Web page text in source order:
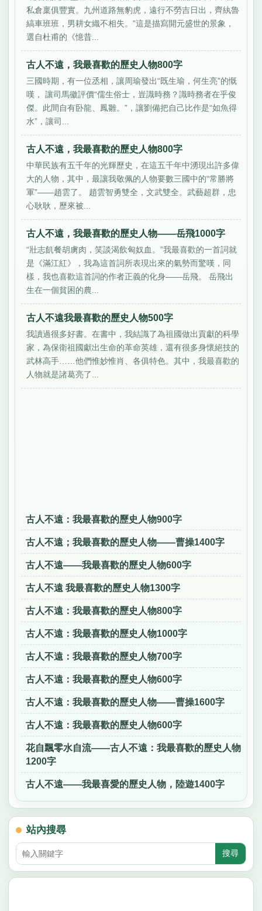
私倉稟俱豐實。九州道路無豹虎，遠行不勞吉日出，齊紈魯
縞車班班，男耕女織不相失。”這是描寫開元盛世的景象，
選自杜甫的《憶昔...
古人不遠，我最喜歡的歷史人物800字
三國時期，有一位丞相，讓周瑜發出“既生瑜，何生亮”的慨
嘆， 讓司馬徽評價“儒生俗士，豈識時務？識時務者在乎俊
傑。此間自有卧龍、鳳雛。”，讓劉備把自己比作是“如魚得
水”，讓司...
古人不遠，我最喜歡的歷史人物800字
中華民族有五千年的光輝歷史，在這五千年中湧現出許多偉
大的人物，其中，最讓我敬佩的人物要數三國中的“常勝將
軍”——趙雲了。 趙雲智勇雙全，文武雙全。武藝超群，忠
心耿耿，歷來被...
古人不遠，我最喜歡的歷史人物——岳飛1000字
“壯志飢餐胡虜肉，笑談渴飲匈奴血。”我最喜歡的一首詞就
是《滿江紅》，我為這首詞所表現出來的氣勢而驚嘆，同
樣，我也喜歡這首詞的作者正義的化身——岳飛。 岳飛出
生在一個貧困的農...
古人不遠我最喜歡的歷史人物500字
我讀過很多好書。在書中，我結識了為祖國做出貢獻的科學
家，為保衛祖國獻出生命的革命英雄，還有很多身懷絕技的
武林高手……他們惟妙惟肖、各俱特色。其中，我最喜歡的
人物就是諸葛亮了...
古人不遠：我最喜歡的歷史人物900字
古人不遠；我最喜歡的歷史人物——曹操1400字
古人不遠——我最喜歡的歷史人物600字
古人不遠 我最喜歡的歷史人物1300字
古人不遠：我最喜歡的歷史人物800字
古人不遠：我最喜歡的歷史人物1000字
古人不遠：我最喜歡的歷史人物700字
古人不遠：我最喜歡的歷史人物600字
古人不遠：我最喜歡的歷史人物——曹操1600字
古人不遠：我最喜歡的歷史人物600字
花自飄零水自流——古人不遠：我最喜歡的歷史人物
1200字
古人不遠——我最喜愛的歷史人物，陸遊1400字
站內搜尋